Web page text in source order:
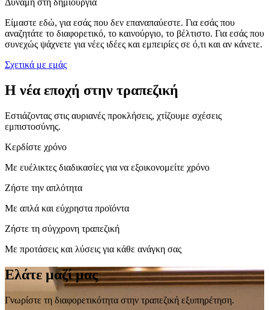
Είμαστε εδώ, για εσάς που δεν επαναπαύεστε. Για εσάς που
αναζητάτε το διαφορετικό, το καινούργιο, το βέλτιστο. Για εσάς που
συνεχώς ψάχνετε για νέες ιδέες και εμπειρίες σε ό,τι και αν κάνετε.
Σχετικά με εμάς
Η νέα εποχή στην τραπεζική
Εστιάζοντας στις αυριανές προκλήσεις, χτίζουμε σχέσεις
εμπιστοσύνης.
Κερδίστε χρόνο
Με ευέλικτες διαδικασίες για να εξοικονομείτε χρόνο
Ζήστε την απλότητα
Με απλά και εύχρηστα προϊόντα
Ζήστε τη σύγχρονη τραπεζική
Με προτάσεις και λύσεις για κάθε ανάγκη σας
Ελάτε μαζί μας
Γνωρίστε τη διαφορετικότητα στην τραπεζική εξυπηρέτηση.